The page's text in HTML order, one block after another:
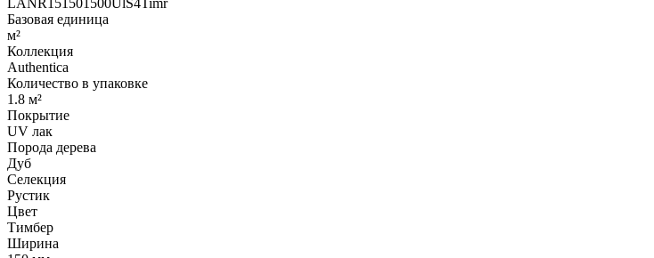
Базовая единица
м²
Коллекция
Authentica
Количество в упаковке
1.8 м²
Покрытие
UV лак
Порода дерева
Дуб
Селекция
Рустик
Цвет
Тимбер
Ширина